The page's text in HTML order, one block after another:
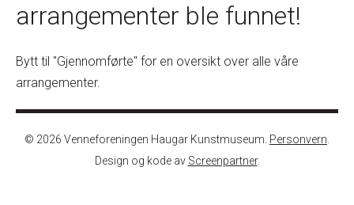
Om oss
Kontakt
arrangementer ble funnet!
Bytt til "Gjennomførte" for en oversikt over alle våre
arrangementer.
© 2026 Venneforeningen Haugar Kunstmuseum. Personvern
Design og kode av Screenpartner.